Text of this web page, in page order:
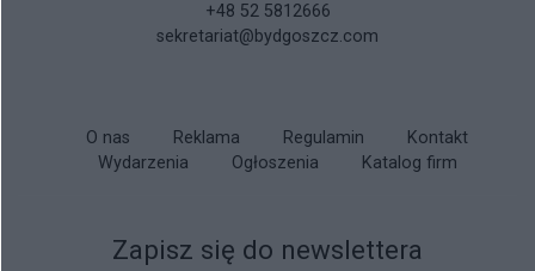
+48 52 5812666
sekretariat@bydgoszcz.com
O nas Reklama Regulamin
Kontakt
Wydarzenia
Ogłoszenia Katalog firm
Zapisz się do newslettera